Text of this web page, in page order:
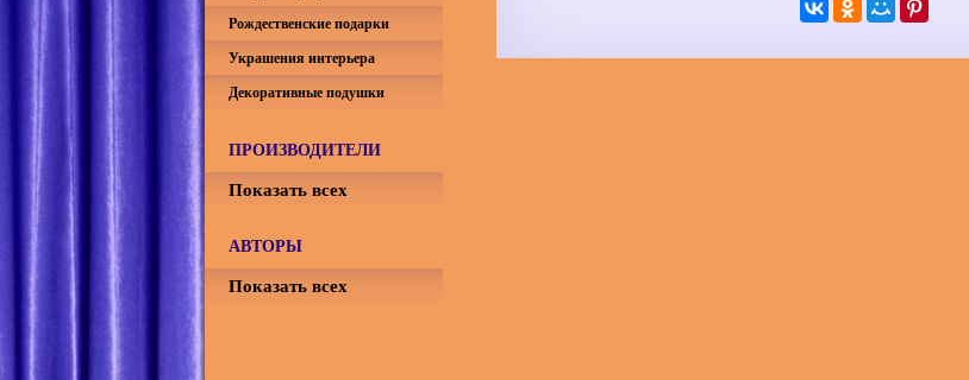
Рождественские подарки
Украшения интерьера
Декоративные подушки
ПРОИЗВОДИТЕЛИ
Показать всех
АВТОРЫ
Показать всех